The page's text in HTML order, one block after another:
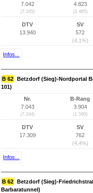
7.042
(7.245)
4.823
(2.465)
DTV
13.940
SV
572
(4,1%)
Infos...
B 62 Betzdorf (Sieg)-Nordportal
101)
Nr.
7.043
(7.244)
B-Rang
3.904
(1.590)
DTV
17.309
SV
762
(4,4%)
Infos...
B 62 Betzdorf (Sieg)-
Barbaratunnel)